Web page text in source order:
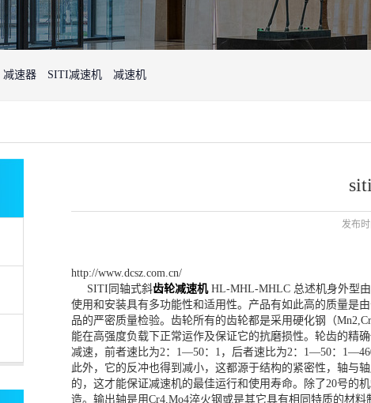
减速器 SITI减速机 减速机
发布时
文章分
http://www.dcsz.com.cn/
SITI同轴式斜齿轮减速机 HL-MHL-MHLC 总述机身外型
使用和安装具有多功能性和适用性。产品有如此高的质量是
品的严密质量检验。齿轮所有的齿轮都是采用硬化钢（
能在高强度负载下正常运作及保证它的抗磨损性。轮齿的精
减速，前者速比为2：1—50：1，后者速比为2：1—50：
此外，它的反冲也得到减小，这都源于结构的紧密性，轴与
的，这才能保证减速机的最佳运行和使用寿命。除了20号的
造。输出轴是用Cr4,Mo4淬火钢或是其它具有相同特质的材